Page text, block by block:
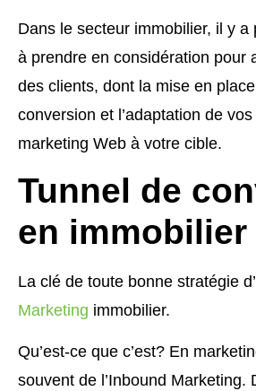
Dans le secteur immobilier, il y a
à prendre en considération pour
des clients, dont la mise en
conversion et l’adaptation de
marketing Web à votre cible.
Tunnel de
en immobilier
La clé de toute bonne stratégie d’
Marketing immobilier.
Qu’est-ce que c’est? En
souvent de l’Inbound Marketing.